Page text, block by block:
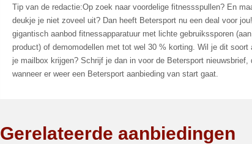
Tip van de redactie:Op zoek naar voordelige fitnessspullen? En
deukje je niet zoveel uit? Dan heeft Betersport nu een deal voor
gigantisch aanbod fitnessapparatuur met lichte gebruikssporen
product) of demomodellen met tot wel 30 % korting. Wil je dit
je mailbox krijgen? Schrijf je dan in voor de Betersport nieuwsbrief,
wanneer er weer een Betersport aanbieding van start gaat.
Gerelateerde aanbiedingen